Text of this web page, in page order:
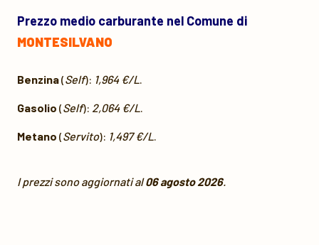
Prezzo medio carburante nel Comune di
MONTESILVANO
Benzina(Self): 1,964 €/L.
Gasolio (Self): 2,064 €/L.
Metano (Servito): 1,497 €/L.
I prezzi sono aggiornati al06 agosto 2026.